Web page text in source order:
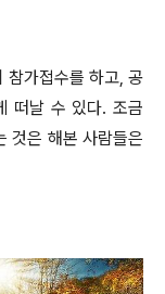
참가접수를 하고, 공
떠날 수 있다. 조금
것은 해본 사람들은